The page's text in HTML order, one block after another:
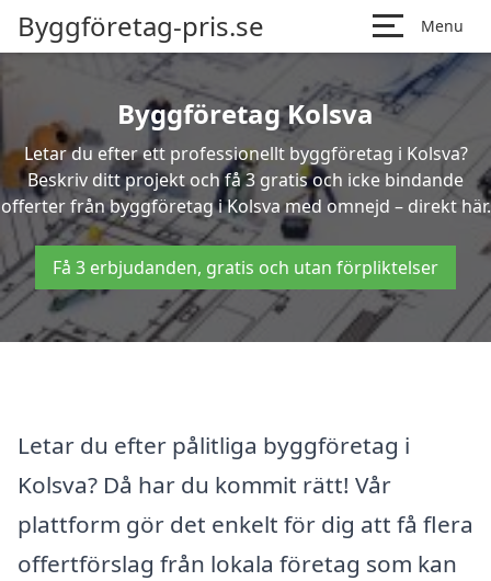
Byggföretag-pris.se Menu
Byggföretag Kolsva
Letar du efter ett professionellt byggföretag i Kolsva?
Beskriv ditt projekt och få 3 gratis och icke bindande
offerter från byggföretag i Kolsva med omnejd – direkt här.
Få 3 erbjudanden, gratis och utan förpliktelser
Letar du efter pålitliga byggföretag i
Kolsva? Då har du kommit rätt! Vår
plattform gör det enkelt för dig att få flera
offertförslag från lokala företag som kan